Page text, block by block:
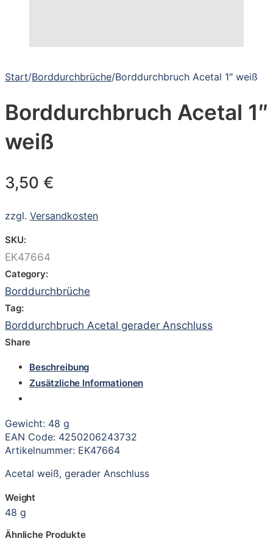
Start/Borddurchbrüche/Borddurchbruch Acetal 1″ weiß
Borddurchbruch Acetal 1″
weiß
3,50 €
zzgl. Versandkosten
SKU:
EK47664
Category:
Borddurchbrüche
Tag:
Borddurchbruch Acetal gerader Anschluss
Share
Beschreibung
Zusätzliche Informationen
Gewicht: 48 g
EAN Code: 4250206243732
Artikelnummer: EK47664
Acetal weiß, gerader Anschluss
Weight
48 g
Ähnliche Produkte